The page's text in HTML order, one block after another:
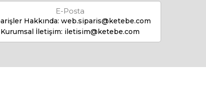
E-Posta
Hakkında: web.siparis@ketebe.com
Kurumsal İletişim: iletisim@ketebe.com